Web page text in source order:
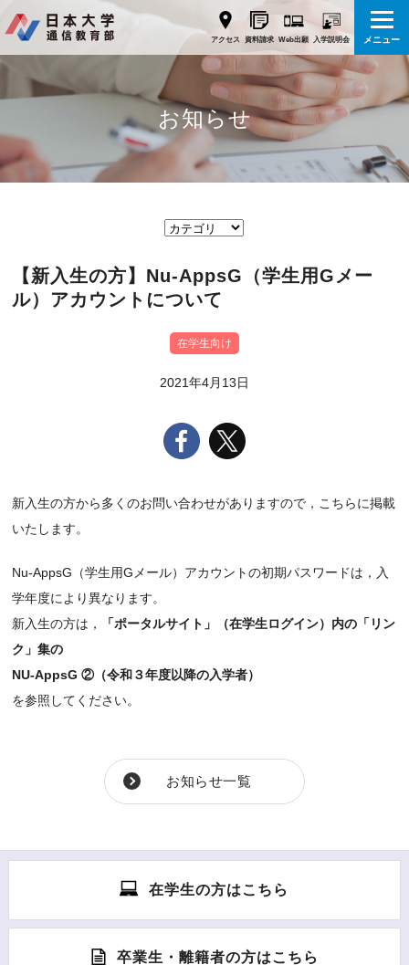
アクセス 資料請求 Web出願 入学説明会 メニュー
お知らせ
【新入生の方】Nu-AppsG（学生用Gメー
ル）アカウントについて
在学生向け
2021年4月13日
新入生の方から多くのお問い合わせがありますので，こちらに掲載
いたします。
Nu-AppsG（学生用Gメール）アカウントの初期パスワードは，入
学年度により異なります。
新入生の方は，
「ポータルサイト」（在学生ログイン）内の「リン
ク」集の
NU-AppsG ②（令和３年度以降の入学者）
を参照してください。
お知らせ一覧
在学生の方はこちら
卒業生・離籍者の方はこちら